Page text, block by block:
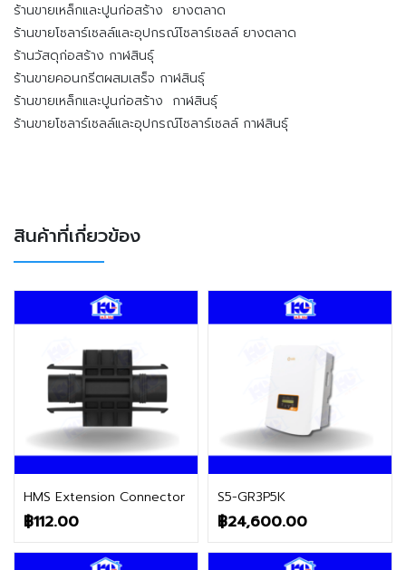
ร้านขายเหล็กและปูนก่อสร้าง ยางตลาด
ร้านขายโซลาร์เซลล์และอุปกรณ์โซลาร์เซลล์ ยางตลาด
ร้านวัสดุก่อสร้าง กาฬสินธุ์
ร้านขายคอนกรีตผสมเสร็จ กาฬสินธุ์
ร้านขายเหล็กและปูนก่อสร้าง กาฬสินธุ์
ร้านขายโซลาร์เซลล์และอุปกรณ์โซลาร์เซลล์ กาฬสินธุ์
สินค้าที่เกี่ยวข้อง
HMS Extension Connector
฿112.00
ติดต่อฝ่ายขาย S5-GR3P5K
฿24,600.00
ติดต่อฝ่ายขาย